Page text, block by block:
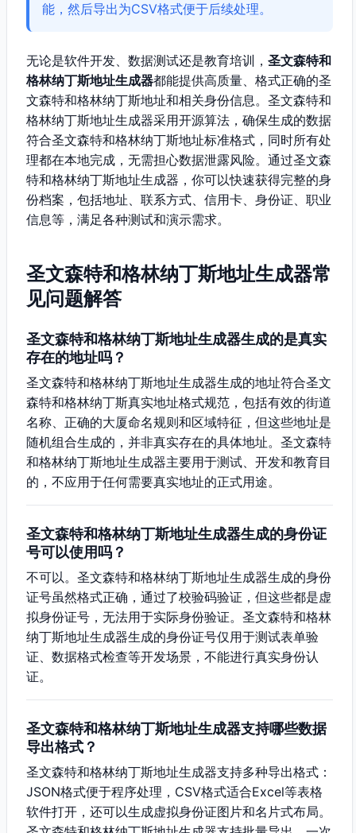
能，然后导出为CSV格式便于后续处理。
无论是软件开发、数据测试还是教育培训， 圣文森特和
格林纳丁斯地址生成器都能提供高质量、格式正确的圣
文森特和格林纳丁斯地址和相关身份信息。圣文森特和
格林纳丁斯地址生成器采用开源算法，确保生成的数据
符合圣文森特和格林纳丁斯地址标准格式，同时所有处
理都在本地完成，无需担心数据泄露风险。通过圣文森
特和格林纳丁斯地址生成器，你可以快速获得完整的身
份档案，包括地址、联系方式、信用卡、身份证、职业
信息等，满足各种测试和演示需求。
圣文森特和格林纳丁斯地址生成器常
见问题解答
圣文森特和格林纳丁斯地址生成器生成的是真实
存在的地址吗？
圣文森特和格林纳丁斯地址生成器生成的地址符合圣文
森特和格林纳丁斯真实地址格式规范，包括有效的街道
名称、正确的大厦命名规则和区域特征，但这些地址是
随机组合生成的，并非真实存在的具体地址。圣文森特
和格林纳丁斯地址生成器主要用于测试、开发和教育目
的，不应用于任何需要真实地址的正式用途。
圣文森特和格林纳丁斯地址生成器生成的身份证
号可以使用吗？
不可以。圣文森特和格林纳丁斯地址生成器生成的身份
证号虽然格式正确，通过了校验码验证，但这些都是虚
拟身份证号，无法用于实际身份验证。圣文森特和格林
纳丁斯地址生成器生成的身份证号仅用于测试表单验
证、数据格式检查等开发场景，不能进行真实身份认
证。
圣文森特和格林纳丁斯地址生成器支持哪些数据
导出格式？
圣文森特和格林纳丁斯地址生成器支持多种导出格式：
JSON格式便于程序处理，CSV格式适合Excel等表格
软件打开，还可以生成虚拟身份证图片和名片式布局。